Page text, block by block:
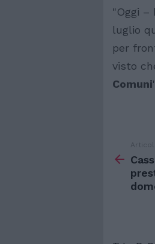
"Oggi –
luglio
per
visto
Comuni
di